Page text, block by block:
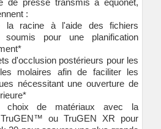
:
la racine à l'aide des fichiers
soumis pour une planification
d'occlusion postérieurs pour les
molaires afin de faciliter les
nécessitant une ouverture de
choix de matériaux avec la
ou TruGEN XR pour